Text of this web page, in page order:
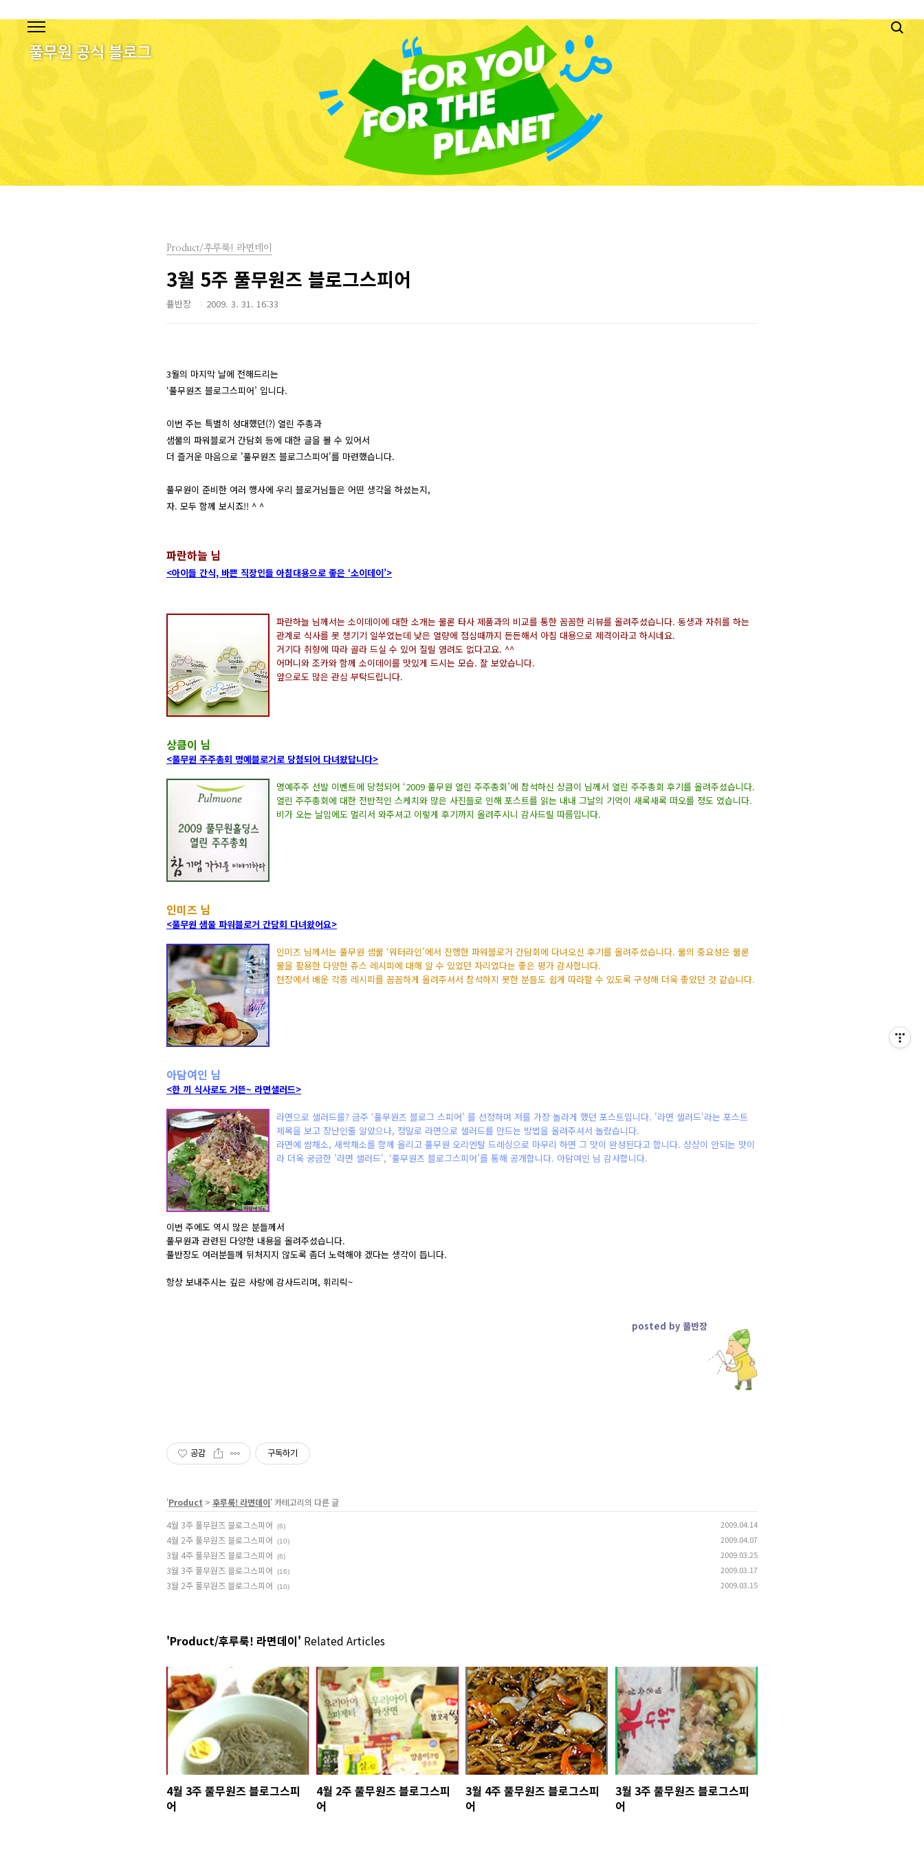
Product/후루룩! 라면데이
3월 5주 풀무원즈 블로그스피어
풀반장 2009. 3. 31. 16:33
3월의 마지막 날에 전해드리는
‘풀무원즈 블로그스피어’ 입니다.
이번 주는 특별히 성대했던(?) 열린 주총과
샘물의 파워블로거 간담회 등에 대한 글을 볼 수 있어서
더 즐거운 마음으로 '풀무원즈 블로그스피어'를 마련했습니다.
풀무원이 준비한 여러 행사에 우리 블로거님들은 어떤 생각을 하셨는지,
자. 모두 함께 보시죠!! ^ ^
파란하늘 님
<아이들 간식, 바쁜 직장인들 아침대용으로 좋은 ‘소이데이’>
파란하늘 님께서는 소이데이에 대한 소개는 물론 타사 제품과의 비교를 통한 꼼꼼한 리뷰를 올려주셨습니다. 동생과 자취를 하는
관계로 식사를 못 챙기기 일쑤였는데 낮은 열량에 점심때까지 든든해서 아침 대용으로 제격이라고 하시네요.
거기다 취향에 따라 골라 드실 수 있어 질릴 염려도 없다고요. ^^
어머니와 조카와 함께 소이데이를 맛있게 드시는 모습. 잘 보았습니다.
앞으로도 많은 관심 부탁드립니다.
상큼이 님
<풀무원 주주총회 명예블로거로 당첨되어 다녀왔답니다>
명예주주 선발 이벤트에 당첨되어 ‘2009 풀무원 열린 주주총회’에 참석하신 상큼이 님께서 열린 주주총회 후기를 올려주셨습니다.
열린 주주총회에 대한 전반적인 스케치와 많은 사진들로 인해 포스트를 읽는 내내 그날의 기억이 새록새록 떠오를 정도 였습니다.
비가 오는 날임에도 멀리서 와주셔고 이렇게 후기까지 올려주시니 감사드릴 따름입니다.
인미즈 님
<풀무원 샘물 파워블로거 간담회 다녀왔어요>
인미즈 님께서는 풀무원 샘물 ‘워터라인’에서 진행한 파워블로거 간담회에 다녀오신 후기를 올려주셨습니다. 물의 중요성은 물론
물을 활용한 다양한 쥬스 레시피에 대해 알 수 있었던 자리였다는 좋은 평가 감사합니다.
현장에서 배운 각종 레시피를 꼼꼼하게 올려주셔서 참석하지 못한 분들도 쉽게 따라할 수 있도록 구성해 더욱 좋았던 것 같습니다.
아담여인 님
<한 끼 식사로도 거뜬~ 라면샐러드>
라면으로 샐러드를? 금주 ‘풀무원즈 블로그 스피어’ 를 선정하며 저를 가장 놀라게 했던 포스트입니다. '라면 샐러드'라는 포스트
제목을 보고 장난인줄 알았으나, 정말로 라면으로 샐러드를 만드는 방법을 올려주셔서 놀랐습니다.
라면에 쌈채소, 새싹채소를 함께 올리고 풀무원 오리엔탈 드레싱으로 마무리 하면 그 맛이 완성된다고 합니다. 상상이 안되는 맛이
라 더욱 궁금한 '라면 샐러드', ‘풀무원즈 블로그스피어’를 통해 공개합니다. 아담여인 님 감사합니다.
이번 주에도 역시 많은 분들께서
풀무원과 관련된 다양한 내용을 올려주셨습니다.
풀반장도 여러분들께 뒤처지지 않도록 좀더 노력해야 겠다는 생각이 듭니다.
항상 보내주시는 깊은 사랑에 감사드리며, 휘리릭~
posted by 풀반장
공감 구독하기
'Product > 후루룩! 라면데이' 카테고리의 다른 글
4월 3주 풀무원즈 블로그스피어
(6) 2009.04.14
4월 2주 풀무원즈 블로그스피어 (10) 2009.04.07
3월 4주 풀무원즈 블로그스피어 (6) 2009.03.25
3월 3주 풀무원즈 블로그스피어 (16) 2009.03.17
3월 2주 풀무원즈 블로그스피어 (10) 2009.03.15
'Product/후루룩! 라면데이' Related Articles
4월 3주 풀무원즈 블로그스피
어
4월 2주 풀무원즈 블로그스피
어
3월 4주 풀무원즈 블로그스피
어
3월 3주 풀무원즈 블로그스피
어